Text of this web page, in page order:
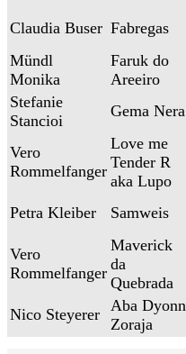
Claudia Buser Fabregas
Mündl
Monika
Faruk do
Areeiro
Stefanie
Stancioi
Gema Nera
Vero
Rommelfanger
Love me
Tender R
aka Lupo
Petra Kleiber Samweis
Vero
Rommelfanger
Maverick
da
Quebrada
Nico Steyerer
Aba Dyonn
Zoraja